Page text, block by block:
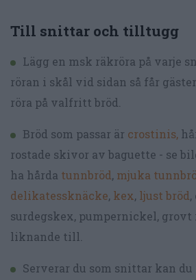
Till snittar och tilltugg
Lägg en msk räkröra på varje
röran i skål vid sidan så får
röra på valfritt bröd.
Bröd som passar är crostinis,
rostade skivor av baguette - se
ha hårda tunnbröd, mjuka
delikatessknäcke, kex, ljust bröd
surdegskex, pumpernickel, grovt
liknande till.
Serverar du som snittar kan